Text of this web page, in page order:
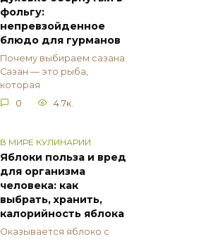
фольгу:
непревзойденное
блюдо для гурманов
Почему выбираем сазана
Сазан — это рыба,
которая
0
4.7к.
В МИРЕ КУЛИНАРИИ
Яблоки польза и вред
для организма
человека: как
выбрать, хранить,
калорийность яблока
Оказывается яблоко с